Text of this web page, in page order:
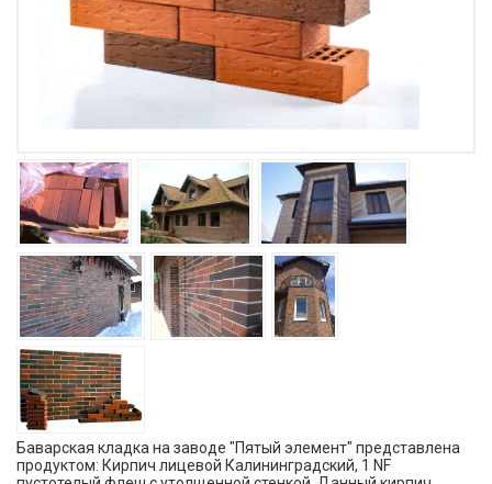
Баварская кладка на заводе "Пятый элемент" представлена
продуктом: Кирпич лицевой Калининградский, 1 NF